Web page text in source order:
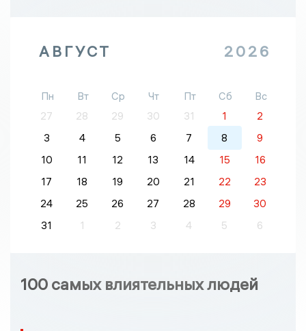
АВГУСТ 2026
Пн Вт Ср Чт Пт Сб
Вс
27
28 29 30 31 1
2
3
4 5 6 7 8
9
10
11 12 13 14 15
16
17
18 19 20 21 22
23
24
25 26 27 28 29
30
31
1 2 3 4 5 6
100 самых влиятельных людей